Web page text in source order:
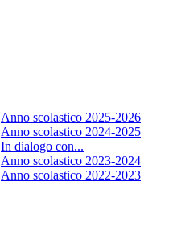
Anno scolastico 2025-2026
Anno scolastico 2024-2025
In dialogo con...
Anno scolastico 2023-2024
Anno scolastico 2022-2023